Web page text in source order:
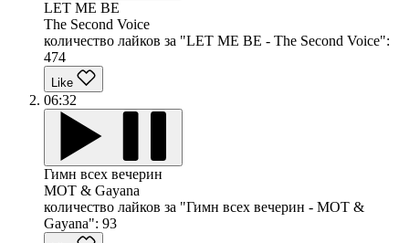
LET ME BE
The Second Voice
количество лайков за "LET ME BE - The Second Voice":
474
Like
06:32
Гимн всех вечерин
MOT & Gayana
количество лайков за "Гимн всех вечерин - MOT &
Gayana": 93